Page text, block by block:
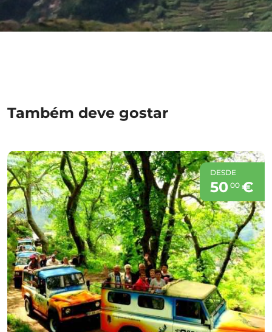
Também deve gostar
DESDE
50 00€